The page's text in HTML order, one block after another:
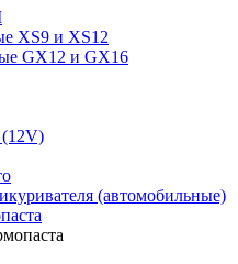
XS9 и XS12
GX12 и GX16
(12V)
(автомобильные)